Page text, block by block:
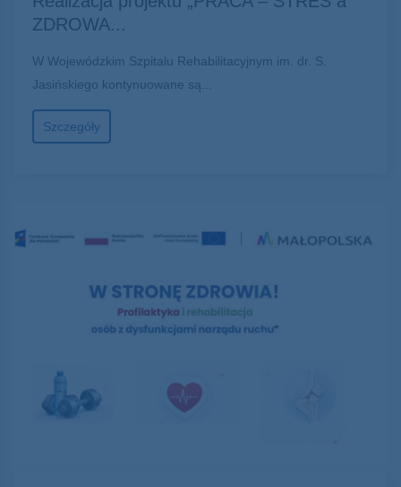
ZDROWA...
W Wojewódzkim Szpitalu Rehabilitacyjnym im. dr. S.
Jasińskiego kontynuowane są...
Szczegóły